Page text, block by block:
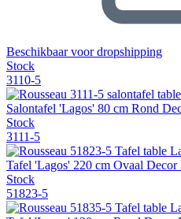
Beschikbaar voor dropshipping
Stock
3110-5
Salontafel 'Lagos' 80 cm Rond
Stock
3111-5
Tafel 'Lagos' 220 cm Ovaal
Stock
51823-5